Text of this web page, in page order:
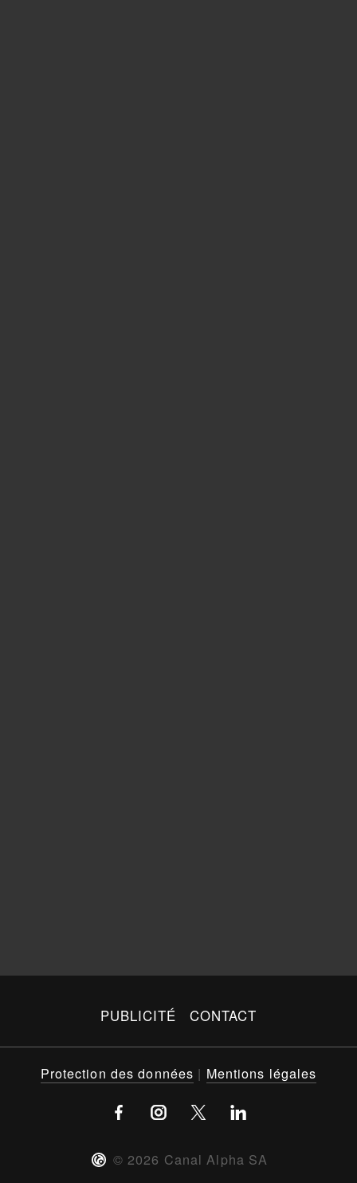
PUBLICITÉ CONTACT
© 2026 Canal Alpha SA
Protection des données | Mentions légales